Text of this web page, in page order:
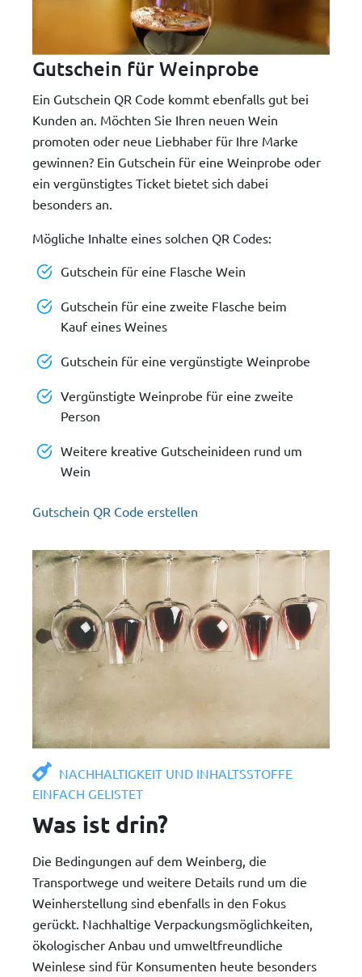
Gutschein für Weinprobe
Ein Gutschein QR Code kommt ebenfalls gut bei
Kunden an. Möchten Sie Ihren neuen Wein
promoten oder neue Liebhaber für Ihre Marke
gewinnen? Ein Gutschein für eine Weinprobe oder
ein vergünstigtes Ticket bietet sich dabei
besonders an.
Mögliche Inhalte eines solchen QR Codes:
Gutschein für eine Flasche Wein
Gutschein für eine zweite Flasche beim
Kauf eines Weines
Gutschein für eine vergünstigte Weinprobe
Vergünstigte Weinprobe für eine zweite
Person
Weitere kreative Gutscheinideen rund um
Wein
Gutschein QR Code erstellen
NACHHALTIGKEIT UND INHALTSSTOFFE
EINFACH GELISTET
Was ist drin?
Die Bedingungen auf dem Weinberg, die
Transportwege und weitere Details rund um die
Weinherstellung sind ebenfalls in den Fokus
gerückt. Nachhaltige Verpackungsmöglichkeiten,
ökologischer Anbau und umweltfreundliche
Weinlese sind für Konsumenten heute besonders